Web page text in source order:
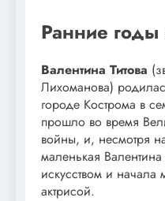
Ранние
Валентина Титова
Лихоманова)
городе Кострома в
прошло во время
войны, и, несмотря
маленькая
искусством и начала
актрисой.